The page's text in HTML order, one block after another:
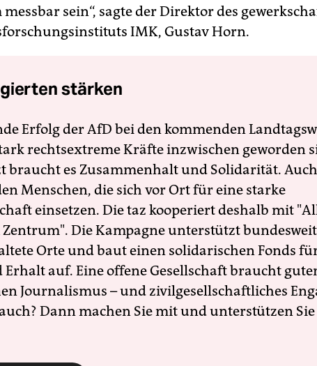
sein“, sagte der Direktor des
IMK, Gustav Horn.
stärken
Erfolg der AfD bei den kommenden
rechtsextreme Kräfte inzwischen geworden
braucht es Zusammenhalt und Solidarität.
Menschen, die sich vor Ort für eine starke
einsetzen. Die taz kooperiert deshalb mit
Die Kampagne unterstützt
Orte und baut einen solidarischen Fonds
Erhalt auf. Eine offene Gesellschaft braucht
Journalismus – und zivilgesellschaftliches
Dann machen Sie mit und unterstützen